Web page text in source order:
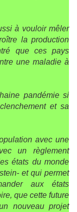
à vouloir mêler
la production
que ces pays
une maladie à
pandémie si
et sa
avec une
un règlement
états du monde
et qui permet
aux états
que cette future
nouveau projet